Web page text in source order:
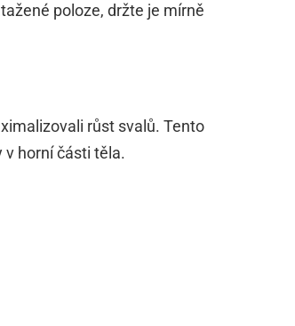
poloze, držte je mírně
růst svalů. Tento
v horní části těla.